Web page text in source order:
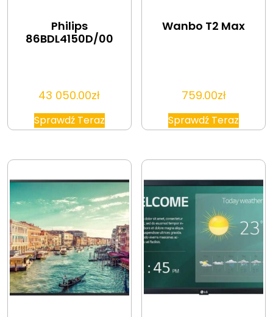
Philips
86BDL4150D/00
43 050.00zł
Sprawdź Teraz
Wanbo T2 Max
759.00zł
Sprawdź Teraz